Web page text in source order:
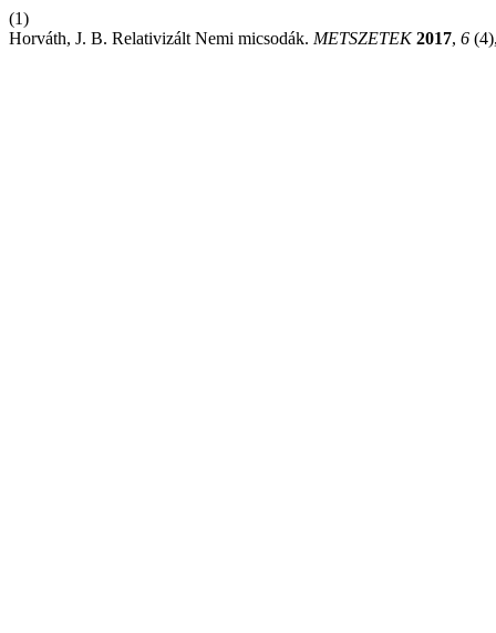
(1)
Horváth, J. B. Relativizált Nemi micsodák. METSZETEK 2017, 6